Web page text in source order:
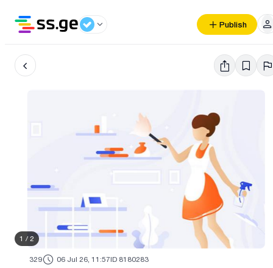
Publish
1 / 2
329 06 Jul 26, 11:57ID 8180283